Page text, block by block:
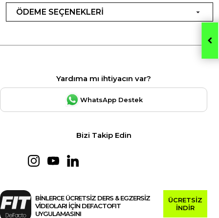
ÖDEME SEÇENEKLERİ
Yardıma mı ihtiyacın var?
WhatsApp Destek
Bizi Takip Edin
BİNLERCE ÜCRETSİZ DERS & EGZERSİZ
VİDEOLARI İÇİN DEFACTOFIT
UYGULAMASINI
ÜCRETSİZ
İNDİR